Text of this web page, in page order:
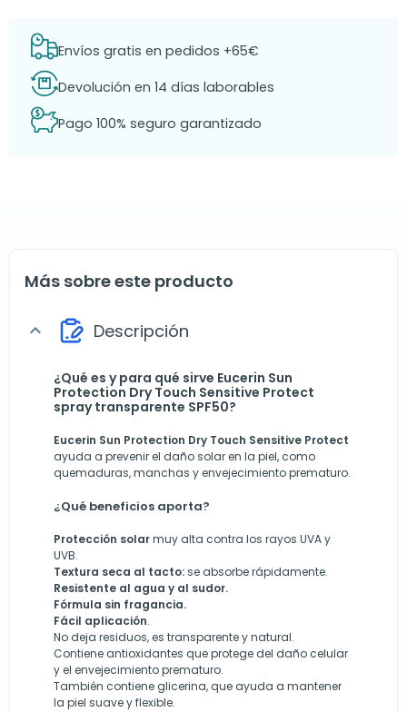
Envíos gratis en pedidos +65€
Devolución en 14 días laborables
Pago 100% seguro garantizado
Más sobre este producto
expand_more Descripción
¿Qué es y para qué sirve Eucerin Sun
Protection Dry Touch Sensitive Protect
spray transparente SPF50?
Eucerin Sun Protection Dry Touch Sensitive Protect
ayuda a prevenir el daño solar en la piel, como
quemaduras, manchas y envejecimiento prematuro.
¿Qué beneficios aporta?
Protección solarmuy alta contra los rayos UVA y
UVB.
Textura seca al tacto:se absorbe rápidamente.
Resistente al agua y al sudor.
Fórmula sin fragancia.
Fácil aplicación.
No deja residuos, es transparente y natural.
Contiene antioxidantes que protege del daño celular
y el envejecimiento prematuro.
También contiene glicerina, que ayuda a mantener
la piel suave y flexible.